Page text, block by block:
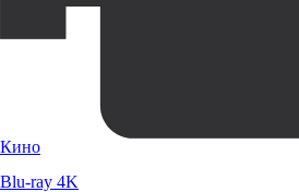
Кино
Blu-ray 4K